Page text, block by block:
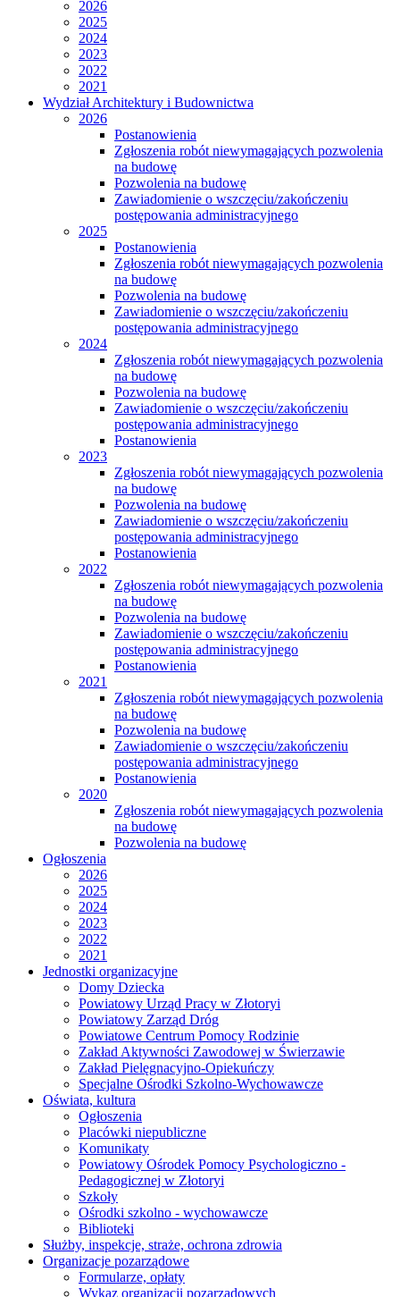
2026
2025
2024
2023
2022
2021
Wydział Architektury i Budownictwa
2026
Postanowienia
Zgłoszenia robót niewymagających pozwolenia
na budowę
Pozwolenia na budowę
Zawiadomienie o wszczęciu/zakończeniu
postępowania administracyjnego
2025
Postanowienia
Zgłoszenia robót niewymagających pozwolenia
na budowę
Pozwolenia na budowę
Zawiadomienie o wszczęciu/zakończeniu
postępowania administracyjnego
2024
Zgłoszenia robót niewymagających pozwolenia
na budowę
Pozwolenia na budowę
Zawiadomienie o wszczęciu/zakończeniu
postępowania administracyjnego
Postanowienia
2023
Zgłoszenia robót niewymagających pozwolenia
na budowę
Pozwolenia na budowę
Zawiadomienie o wszczęciu/zakończeniu
postępowania administracyjnego
Postanowienia
2022
Zgłoszenia robót niewymagających pozwolenia
na budowę
Pozwolenia na budowę
Zawiadomienie o wszczęciu/zakończeniu
postępowania administracyjnego
Postanowienia
2021
Zgłoszenia robót niewymagających pozwolenia
na budowę
Pozwolenia na budowę
Zawiadomienie o wszczęciu/zakończeniu
postępowania administracyjnego
Postanowienia
2020
Zgłoszenia robót niewymagających pozwolenia
na budowę
Pozwolenia na budowę
Ogłoszenia
2026
2025
2024
2023
2022
2021
Jednostki organizacyjne
Domy Dziecka
Powiatowy Urząd Pracy w Złotoryi
Powiatowy Zarząd Dróg
Powiatowe Centrum Pomocy Rodzinie
Zakład Aktywności Zawodowej w Świerzawie
Zakład Pielęgnacyjno-Opiekuńczy
Specjalne Ośrodki Szkolno-Wychowawcze
Oświata, kultura
Ogłoszenia
Placówki niepubliczne
Komunikaty
Powiatowy Ośrodek Pomocy Psychologiczno -
Pedagogicznej w Złotoryi
Szkoły
Ośrodki szkolno - wychowawcze
Biblioteki
Służby, inspekcje, straże, ochrona zdrowia
Organizacje pozarządowe
Formularze, opłaty
Wykaz organizacji pozarządowych